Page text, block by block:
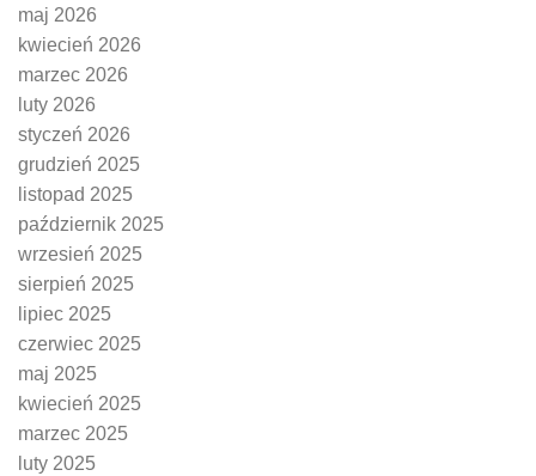
maj 2026
kwiecień 2026
marzec 2026
luty 2026
styczeń 2026
grudzień 2025
listopad 2025
październik 2025
wrzesień 2025
sierpień 2025
lipiec 2025
czerwiec 2025
maj 2025
kwiecień 2025
marzec 2025
luty 2025